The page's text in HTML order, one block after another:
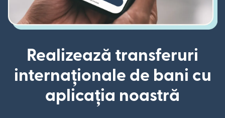
Realizează transferuri
internaționale de bani cu
aplicația noastră